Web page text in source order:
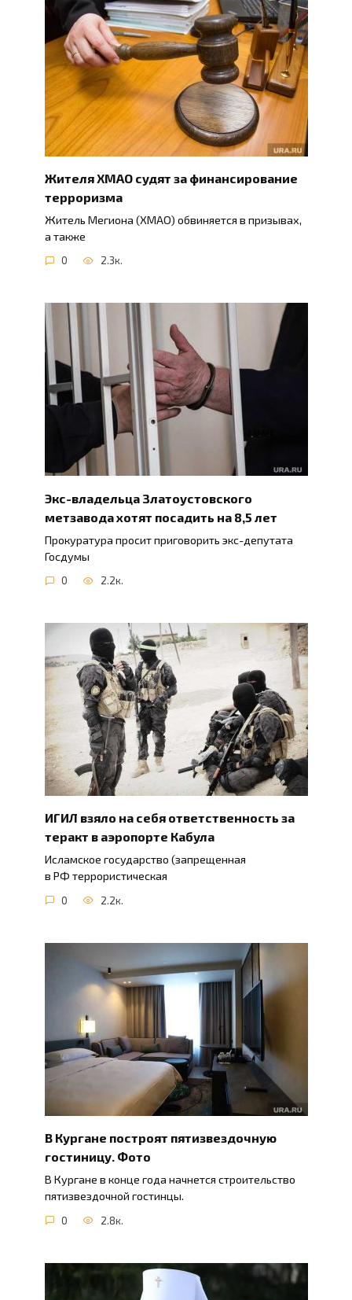
Жителя ХМАО судят за финансирование
терроризма
Житель Мегиона (ХМАО) обвиняется в призывах,
а также
0 2.3к.
Экс-владельца Златоустовского
метзавода хотят посадить на 8,5 лет
Прокуратура просит приговорить экс-депутата
Госдумы
0 2.2к.
ИГИЛ взяло на себя ответственность за
теракт в аэропорте Кабула
Исламское государство (запрещенная
в РФ террористическая
0 2.2к.
В Кургане построят пятизвездочную
гостиницу. Фото
В Кургане в конце года начнется строительство
пятизвездочной гостинцы.
0 2.8к.